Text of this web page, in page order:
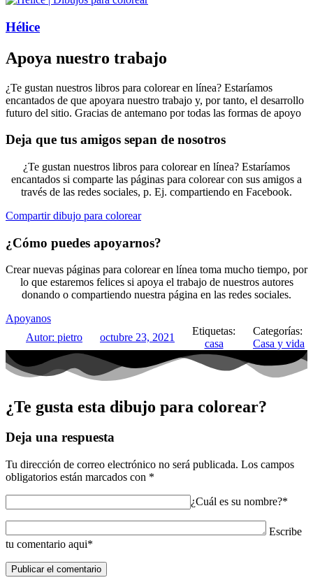
Hélice
Apoya nuestro trabajo
¿Te gustan nuestros libros para colorear en línea? Estaríamos
encantados de que apoyara nuestro trabajo y, por tanto, el desarrollo
futuro del sitio. Gracias de antemano por todas las formas de apoyo
Deja que tus amigos sepan de nosotros
¿Te gustan nuestros libros para colorear en línea? Estaríamos
encantados si comparte las páginas para colorear con sus amigos a
través de las redes sociales, p. Ej. compartiendo en Facebook.
Compartir dibujo para colorear
¿Cómo puedes apoyarnos?
Crear nuevas páginas para colorear en línea toma mucho tiempo, por
lo que estaremos felices si apoya el trabajo de nuestros autores
donando o compartiendo nuestra página en las redes sociales.
Apoyanos
Autor: pietro octubre 23, 2021
Etiquetas:
casa
Categorías:
Casa y vida
¿Te gusta esta dibujo para colorear?
Deja una respuesta
Tu dirección de correo electrónico no será publicada. Los campos
obligatorios están marcados con *
¿Cuál es su nombre?*
Escribe
tu comentario aqui*